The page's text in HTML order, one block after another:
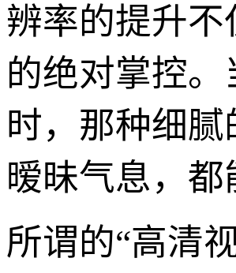
辨率的提升
的绝对掌控
时，那种细
暧昧气息，
所谓的“高清